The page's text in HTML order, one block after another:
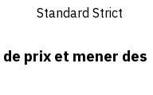
Standard Strict
prix et mener des